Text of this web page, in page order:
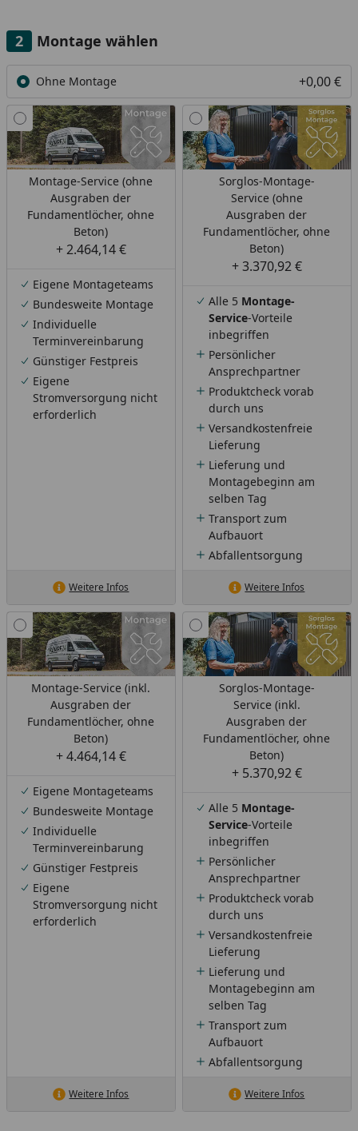
Montage wählen
Ohne Montage +0,00 €
Montage-Service (ohne
Ausgraben der
Fundamentlöcher, ohne
Beton)
+ 2.464,14 €
Eigene Montageteams
Bundesweite Montage
Individuelle
Terminvereinbarung
Günstiger Festpreis
Eigene
Stromversorgung nicht
erforderlich
Weitere Infos
Sorglos-Montage-
Service (ohne
Ausgraben der
Fundamentlöcher, ohne
Beton)
+ 3.370,92 €
Alle 5 Montage-
Service-Vorteile
inbegriffen
Persönlicher
Ansprechpartner
Produktcheck vorab
durch uns
Versandkostenfreie
Lieferung
Lieferung und
Montagebeginn am
selben Tag
Transport zum
Aufbauort
Abfallentsorgung
Weitere Infos
Montage-Service (inkl.
Ausgraben der
Fundamentlöcher, ohne
Beton)
+ 4.464,14 €
Eigene Montageteams
Bundesweite Montage
Individuelle
Terminvereinbarung
Günstiger Festpreis
Eigene
Stromversorgung nicht
erforderlich
Weitere Infos
Sorglos-Montage-
Service (inkl.
Ausgraben der
Fundamentlöcher, ohne
Beton)
+ 5.370,92 €
Alle 5 Montage-
Service-Vorteile
inbegriffen
Persönlicher
Ansprechpartner
Produktcheck vorab
durch uns
Versandkostenfreie
Lieferung
Lieferung und
Montagebeginn am
selben Tag
Transport zum
Aufbauort
Abfallentsorgung
Weitere Infos